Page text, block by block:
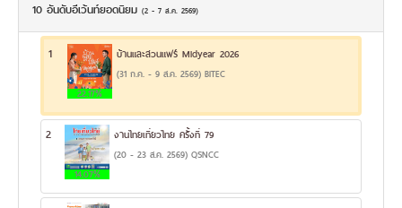
10 อันดับอีเว้นท์ยอดนิยม (2 - 7 ส.ค. 2569)
1
22.17%
บ้านและสวนแฟร์ Midyear 2026
(31 ก.ค. - 9 ส.ค. 2569) BITEC
2
14.07%
งานไทยเที่ยวไทย ครั้งที่ 79
(20 - 23 ส.ค. 2569) QSNCC